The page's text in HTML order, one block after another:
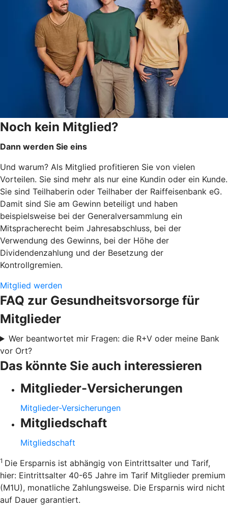
Noch kein Mitglied?
Dann werden Sie eins
Und warum? Als Mitglied profitieren Sie von vielen
Vorteilen. Sie sind mehr als nur eine Kundin oder ein Kunde.
Sie sind Teilhaberin oder Teilhaber der Raiffeisenbank eG.
Damit sind Sie am Gewinn beteiligt und haben
beispielsweise bei der Generalversammlung ein
Mitspracherecht beim Jahresabschluss, bei der
Verwendung des Gewinns, bei der Höhe der
Dividendenzahlung und der Besetzung der
Kontrollgremien.
Mitglied werden
FAQ zur Gesundheitsvorsorge für
Mitglieder
Wer beantwortet mir Fragen: die R+V oder meine Bank
vor Ort?
Das könnte Sie auch interessieren
Mitglieder-Versicherungen
Mitglieder-Versicherungen
Mitgliedschaft
Mitgliedschaft
1 Die Ersparnis ist abhängig von Eintrittsalter und Tarif,
hier: Eintrittsalter 40-65 Jahre im Tarif Mitglieder premium
(M1U), monatliche Zahlungsweise. Die Ersparnis wird nicht
auf Dauer garantiert.